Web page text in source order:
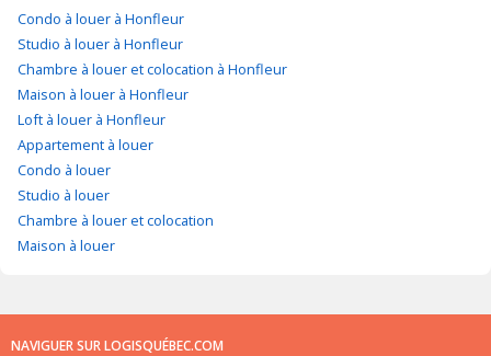
Condo à louer à Honfleur
Studio à louer à Honfleur
Chambre à louer et colocation à Honfleur
Maison à louer à Honfleur
Loft à louer à Honfleur
Appartement à louer
Condo à louer
Studio à louer
Chambre à louer et colocation
Maison à louer
NAVIGUER SUR LOGISQUÉBEC.COM